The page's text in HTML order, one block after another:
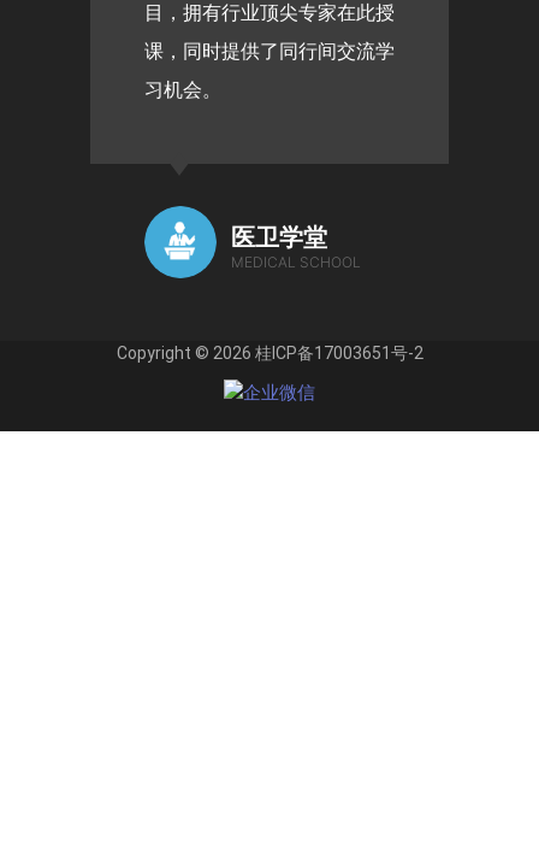
目，拥有行业顶尖专家在此授
课，同时提供了同行间交流学
习机会。
医卫学堂
MEDICAL SCHOOL
Copyright © 2026 桂ICP备17003651号-2